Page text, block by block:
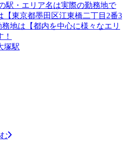
駅・エリア名は実際の勤務地で
【東京都墨田区江東橋二丁目2番3
地は【都内を中心に様々なエリ
塚駅